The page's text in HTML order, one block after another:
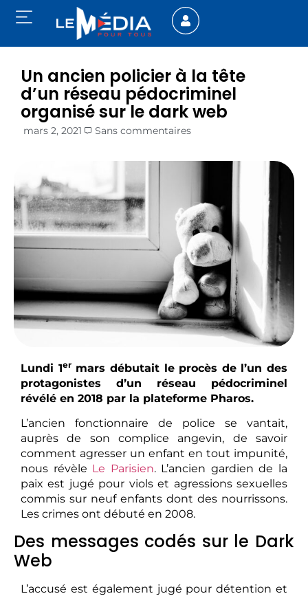
Un ancien policier à la tête
d’un réseau pédocriminel
organisé sur le dark web
mars 2, 2021 Sans commentaires
Lundi 1ermars débutait le procès de l’un des
protagonistes d’un réseau pédocriminel
révélé en 2018 par la plateforme Pharos.
L’ancien fonctionnaire de police se vantait,
auprès de son complice angevin, de savoir
comment agresser un enfant en tout impunité,
nous révèle Le Parisien. L’ancien gardien de la
paix est jugé pour viols et agressions sexuelles
commis sur neuf enfants dont des nourrissons.
Les crimes ont débuté en 2008.
Des messages codés sur le Dark
Web
L’accusé est également jugé pour détention et